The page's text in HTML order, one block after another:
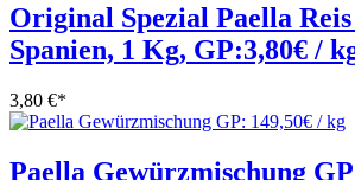
Original Spezial Paella
Spanien, 1 Kg, GP:3,80€ /
3,80 €*
Paella Gewürzmischung